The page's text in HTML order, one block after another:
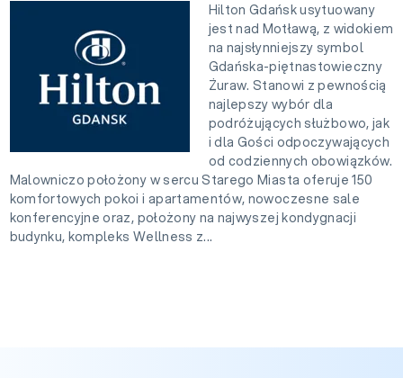
Hilton Gdańsk usytuowany
jest nad Motławą, z widokiem
na najsłynniejszy symbol
Gdańska-piętnastowieczny
Żuraw. Stanowi z pewnością
najlepszy wybór dla
podróżujących służbowo, jak
i dla Gości odpoczywających
od codziennych obowiązków.
Malowniczo położony w sercu Starego Miasta oferuje 150
komfortowych pokoi i apartamentów, nowoczesne sale
konferencyjne oraz, położony na najwyszej kondygnacji
budynku, kompleks Wellness z...